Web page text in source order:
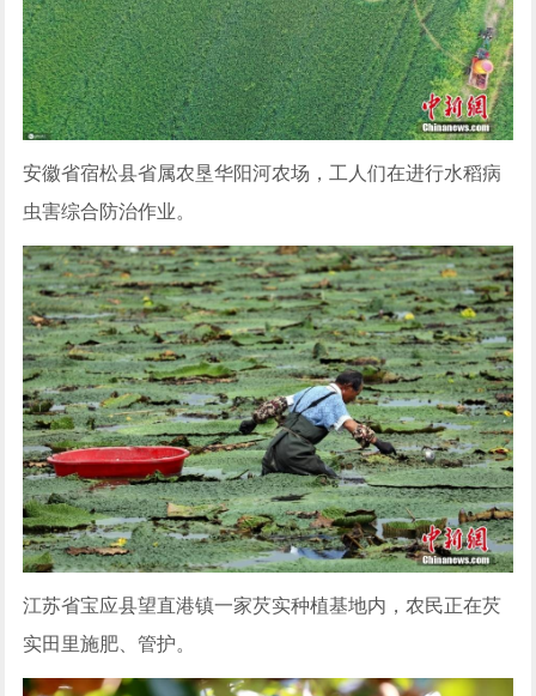
安徽省宿松县省属农垦华阳河农场，工人们在进行水稻病
虫害综合防治作业。
江苏省宝应县望直港镇一家芡实种植基地内，农民正在芡
实田里施肥、管护。